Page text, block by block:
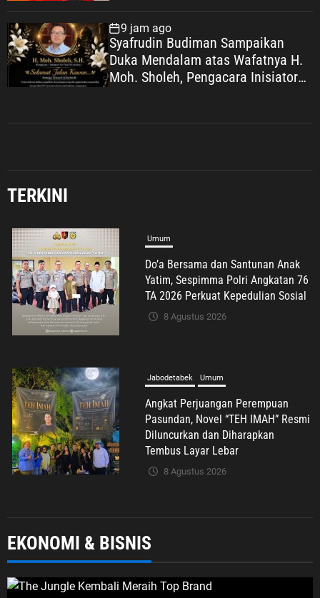
9 jam ago
Syafrudin Budiman Sampaikan
Duka Mendalam atas Wafatnya H.
Moh. Sholeh, Pengacara Inisiator
TERKINI
Jabodetabek
Angkat Perjuangan Perempuan
Pasundan, Novel “TEH IMAH” Resmi
Diluncurkan dan Diharapkan
Tembus Layar Lebar
Komunitas Nasional
Kapolri Jenderal Sigit Dianugerahi
Anggota Kehormatan Tapak Suci,
Kian Eratkan Ikatan Polri–
Muhammadiyah
8 Agustus 2026
Syafrudin Budiman Sampaikan Duka
Mendalam atas Wafatnya H. Moh.
Sholeh, Pengacara Inisiator “No
Viral No Justice”
EKONOMI & BISNIS